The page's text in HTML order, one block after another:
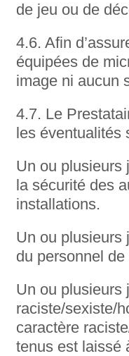
de jeu ou de
4.6. Afin
équipées de
image ni aucun
4.7. Le
les éventualités
Un ou plusieurs
la sécurité des
installations.
Un ou plusieurs
du personnel
Un ou plusieurs
raciste/sexiste/
caractère
tenus est laissé